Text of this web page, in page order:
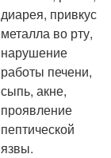
диарея, привкус
металла во рту,
нарушение
работы печени,
сыпь, акне,
проявление
пептической
язвы.